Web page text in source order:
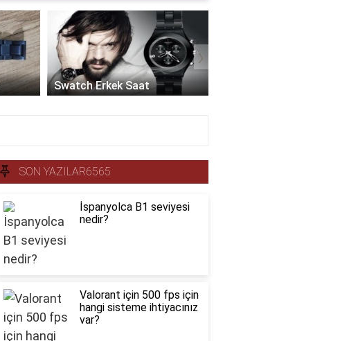
Swatch Erkek Saat
›
SON YAZILAR6565
İspanyolca B1 seviyesi
nedir?
Valorant için 500 fps için
hangi sisteme ihtiyacınız
var?